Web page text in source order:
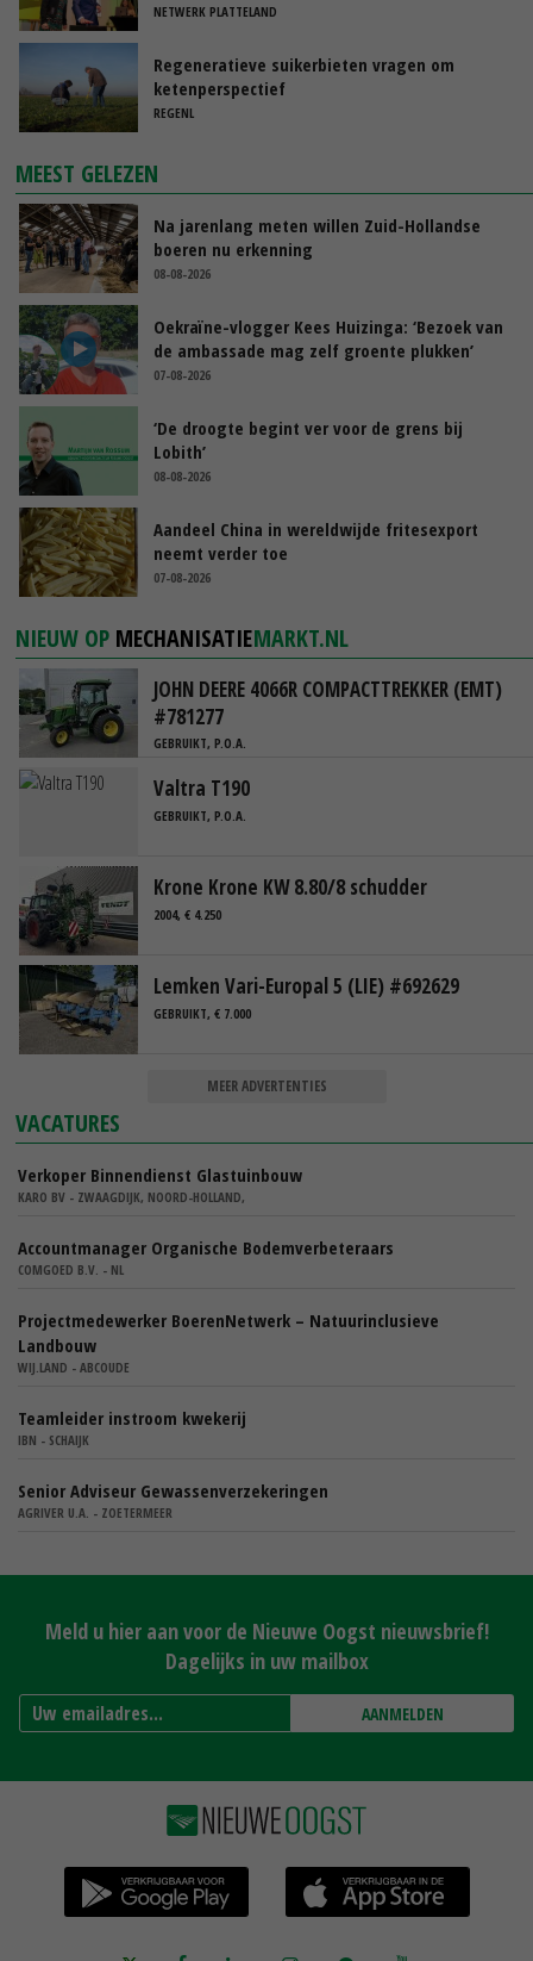
NETWERK PLATTELAND
Regeneratieve suikerbieten vragen om
ketenperspectief
REGENL
MEEST GELEZEN
Na jarenlang meten willen Zuid-Hollandse
boeren nu erkenning
08-08-2026
Oekraïne-vlogger Kees Huizinga: ‘Bezoek van
de ambassade mag zelf groente plukken’
07-08-2026
‘De droogte begint ver voor de grens bij
Lobith’
08-08-2026
Aandeel China in wereldwijde fritesexport
neemt verder toe
07-08-2026
NIEUW OP MECHANISATIEMARKT.NL
JOHN DEERE 4066R COMPACTTREKKER (EMT)
#781277
GEBRUIKT, P.O.A.
Valtra T190
GEBRUIKT, P.O.A.
Krone Krone KW 8.80/8 schudder
2004, € 4.250
Lemken Vari-Europal 5 (LIE) #692629
GEBRUIKT, € 7.000
MEER ADVERTENTIES
VACATURES
Verkoper Binnendienst Glastuinbouw
KARO BV - ZWAAGDIJK, NOORD-HOLLAND,
Accountmanager Organische Bodemverbeteraars
COMGOED B.V. - NL
Projectmedewerker BoerenNetwerk – Natuurinclusieve
Landbouw
WIJ.LAND - ABCOUDE
Teamleider instroom kwekerij
IBN - SCHAIJK
Senior Adviseur Gewassenverzekeringen
AGRIVER U.A. - ZOETERMEER
Meld u hier aan voor de Nieuwe Oogst nieuwsbrief!
Dagelijks in uw mailbox
AANMELDEN